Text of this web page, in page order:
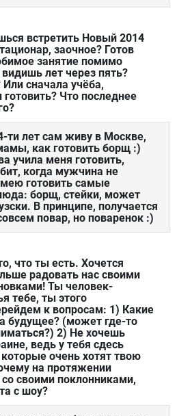
встретить Новый 2014
заочное? Готов
занятие помимо
лет через пять?
сначала учёба,
Что последнее
ти лет сам живу в Москве,
как готовить борщ :)
учила меня готовить,
когда мужчина не
готовить самые
борщ, стейки, может
В принципе, получается
повар, но поваренок :)
что ты есть. Хочется
радовать нас своими
Ты человек-
тебе, ты этого
к вопросам: 1) Какие
будущее? (может где-то
2) Не хочешь
ведь у тебя сдесь
очень хотят твою
на протяжении
своими поклонниками,
с шоу?